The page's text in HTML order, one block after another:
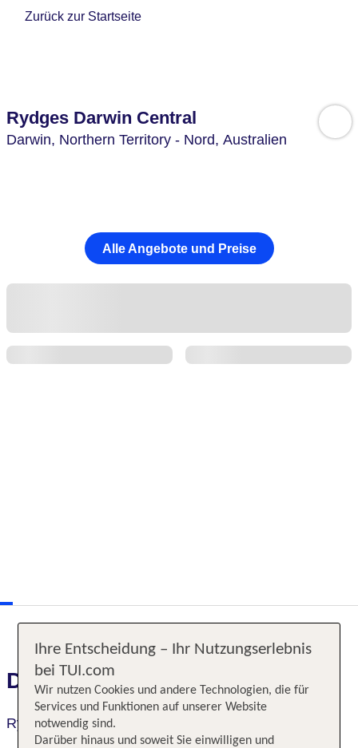
Zurück zur Startseite
Rydges Darwin Central
Darwin, Northern Territory - Nord, Australien
Alle Angebote und Preise
Das erwartet Sie
Rydges Darwin Central
Ihre Entscheidung – Ihr Nutzungserlebnis
bei TUI.com
Wir nutzen Cookies und andere Technologien, die für
Services und Funktionen auf unserer Website
notwendig sind.
Darüber hinaus und soweit Sie einwilligen und